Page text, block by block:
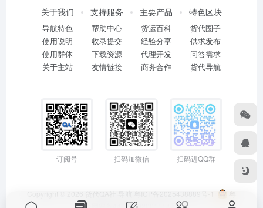
关于我们
导航特色
使用说明
使用群体
关于主站
支持服务
帮助中心
收录提交
下载资源
友情链接
主要产品
货运百科
经验分享
代理开发
商务合作
特色区块
货代圈子
供求发布
问答需求
货代导航
订阅号 扫码加微信 扫码进QQ群
Copyright © 2026 货代QA社·导航 粤ICP备2025438889号-1
粤
公网安备44011402001114号